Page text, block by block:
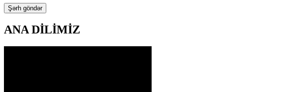
ANA DİLİMİZ